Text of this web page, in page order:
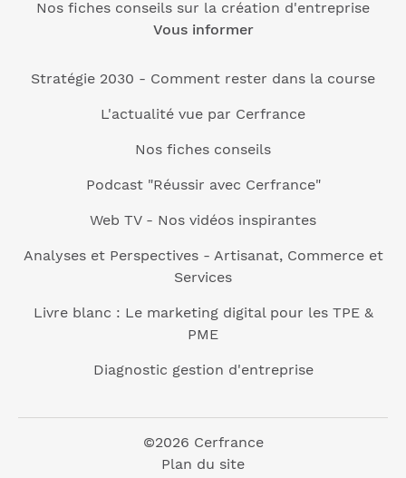
Nos fiches conseils sur la création d'entreprise
Vous informer
Stratégie 2030 - Comment rester dans la course
L'actualité vue par Cerfrance
Nos fiches conseils
Podcast "Réussir avec Cerfrance"
Web TV - Nos vidéos inspirantes
Analyses et Perspectives - Artisanat, Commerce et
Services
Livre blanc : Le marketing digital pour les TPE &
PME
Diagnostic gestion d'entreprise
©2026 Cerfrance
Plan du site